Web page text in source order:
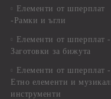
Елементи от шперплат
-Рамки и ъгли
Елементи от шперплат -
Заготовки за бижута
Елементи от шперплат -
Етно елементи и
инструменти